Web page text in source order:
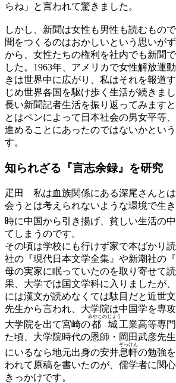
らね」と言われて驚きました。
しかし、新聞は女性も男性も読むもの
聞をつくるのはおかしいという思いが
から、女性たちの権利を社内でも新聞
した。1963年、アメリカで女性解放運
きは世界中に広がり、私はそれを報道
じめ世界各国を駆け歩く生活が続きまし
長い新聞記者生活を振り返ってみます
とはペンによって日本社会の男女平等
進めることにあったのではないかとい
す。
知られざる『言志余録』を研究
疋田
私は血族関係にある深尾さんと
会うとは考えられないような環境で生
時に中国から引き揚げ、貧しい生活の
てしまうのです。
その頃は学校にも行けず家で本ばかり
社の『現代日本文学全集』や新潮社の
母の実家に眠っていたのを取り寄せて
果、大学では国文学科に入りましたが
には漢文が読めなくては駄目だと近世
先生から言われ、大学院は中国学を専攻
大学院を出て宮崎の都城
みやこのじょう
工業高等専
た頃、大学院時代の恩師・岡田武彦先
にいるなら地元出身の安井息軒
そっけん
の勉強
われて原稿を書いたのが、儒学者に関
きっかけです。